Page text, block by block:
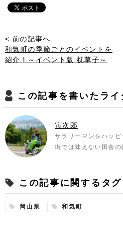
< 前の記事へ
和気町の季節ごとのイベントを
紹介！～イベント版 枕草子～
この記事を書いたライ
寅次郎
サラリーマンをハッ
街では味えない田舎
この記事に関するタグ
岡山県 和気町